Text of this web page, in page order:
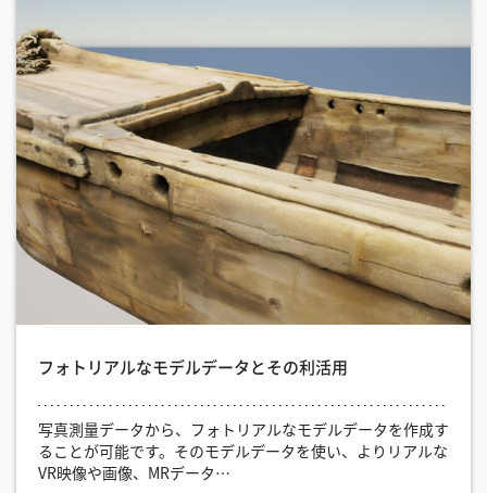
フォトリアルなモデルデータとその利活用
写真測量データから、フォトリアルなモデルデータを作成す
ることが可能です。そのモデルデータを使い、よりリアルな
VR映像や画像、MRデータ…